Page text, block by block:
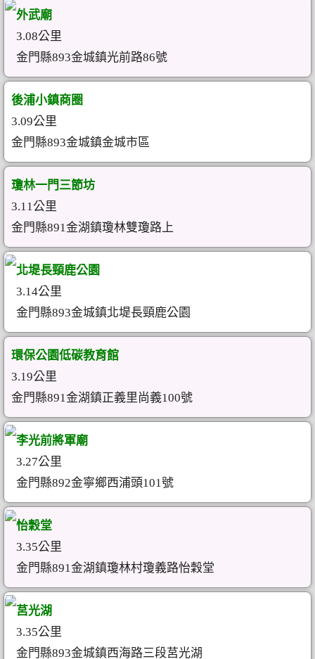
外武廟
3.08公里
金門縣893金城鎮光前路86號
後浦小鎮商圈
3.09公里
金門縣893金城鎮金城市區
瓊林一門三節坊
3.11公里
金門縣891金湖鎮瓊林雙瓊路上
北堤長頸鹿公園
3.14公里
金門縣893金城鎮北堤長頸鹿公園
環保公園低碳教育館
3.19公里
金門縣891金湖鎮正義里尚義100號
李光前將軍廟
3.27公里
金門縣892金寧鄉西浦頭101號
怡穀堂
3.35公里
金門縣891金湖鎮瓊林村瓊義路怡穀堂
莒光湖
3.35公里
金門縣893金城鎮西海路三段莒光湖